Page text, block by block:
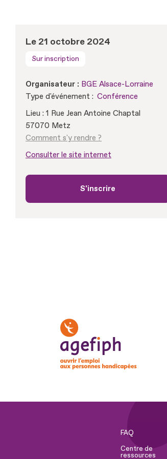
Le 21 octobre 2024
Sur inscription
Organisateur : BGE Alsace-Lorraine
Type d'événement : Conférence
Lieu : 1 Rue Jean Antoine Chaptal
57070 Metz
Comment s'y rendre ?
Consulter le site internet
S'inscrire
FAQ
Centre de
ressources